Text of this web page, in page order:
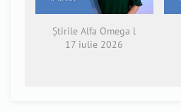
Știrile Alfa Omega l
17 iulie 2026